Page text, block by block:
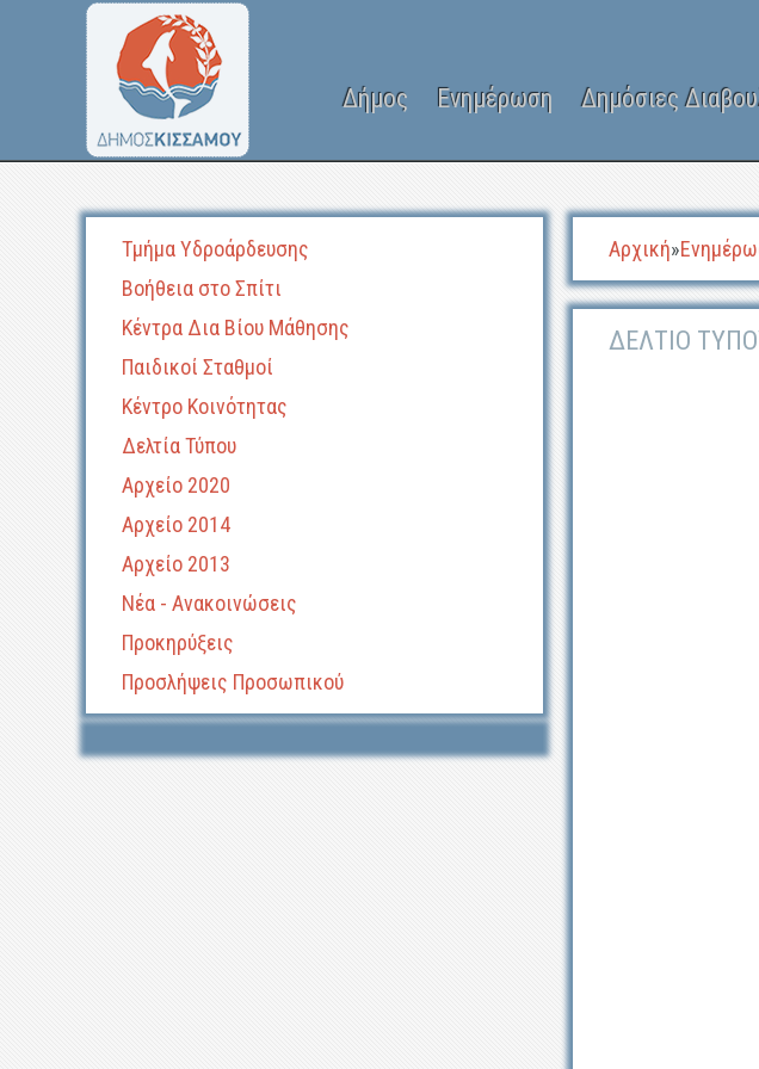
Δήμος Ενημέρωση Δημόσιες
Τμήμα Υδροάρδευσης
Βοήθεια στο Σπίτι
Κέντρα Δια Βίου Μάθησης
Παιδικοί Σταθμοί
Κέντρο Κοινότητας
Δελτία Τύπου
Αρχείο 2020
Αρχείο 2014
Αρχείο 2013
Νέα - Ανακοινώσεις
Προκηρύξεις
Προσλήψεις Προσωπικού
Αρχική»
ΔΕΛΤΙΟ